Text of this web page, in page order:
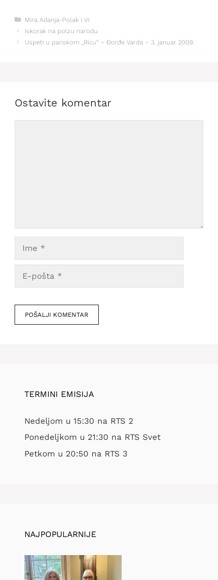
Kategorije
Mira Adanja-Polak i Vi
Iskorak na polzu narodu
Uspeti u pariskom „Ricu“ – Đorđe Varda – 3. januar 2009.
Ostavite komentar
pošta
mesto
TERMINI EMISIJA
Nedeljom u 15:30 na RTS 2
Ponedeljkom u 21:30 na RTS Svet
Petkom u 20:50 na RTS 3
NAJPOPULARNIJE